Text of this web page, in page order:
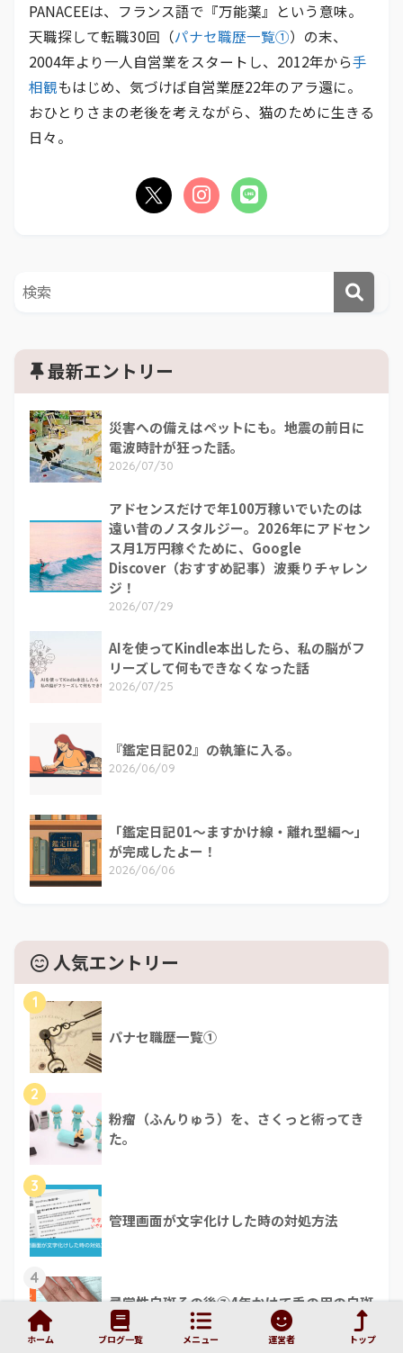
PANACEEは、フランス語で『万能薬』という意味。
天職探して転職30回（パナセ職歴一覧①）の末、
2004年より一人自営業をスタートし、2012年から手
相観もはじめ、気づけば自営業歴22年のアラ還に。
おひとりさまの老後を考えながら、猫のために生きる
日々。
最新エントリー
災害への備えはペットにも。地震の前日に
電波時計が狂った話。
2026/07/30
アドセンスだけで年100万稼いでいたのは
遠い昔のノスタルジー。2026年にアドセン
ス月1万円稼ぐために、Google
Discover（おすすめ記事）波乗りチャレン
ジ！
2026/07/29
AIを使ってKindle本出したら、私の脳がフ
リーズして何もできなくなった話
2026/07/25
『鑑定日記02』の執筆に入る。
2026/06/09
「鑑定日記01～ますかけ線・離れ型編～」
が完成したよー！
2026/06/06
人気エントリー
1
パナセ職歴一覧①
2
粉瘤（ふんりゅう）を、さくっと術ってき
た。
3
管理画面が文字化けした時の対処方法
4
尋常性白斑その後⑦4年かけて手の甲の白斑
は、ほぼ治ったよ！
ホーム ブログ一覧 メニュー 運営者 トップ